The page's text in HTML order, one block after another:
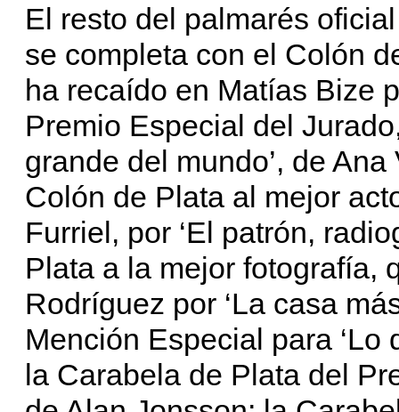
El resto del palmarés
se completa con el Colón
ha recaído en Matías Bize
Premio Especial del
grande del mundo’, de
Colón de Plata al mejor
Furriel, por ‘El patrón,
Plata a la mejor fotografía,
Rodríguez por ‘La casa
Mención Especial para ‘Lo
la Carabela de Plata del